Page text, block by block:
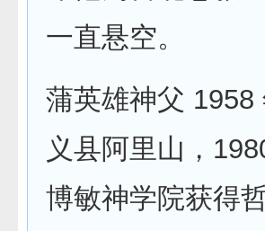
一直悬空。
蒲英雄神父
义县阿里山，
博敏神学院获得